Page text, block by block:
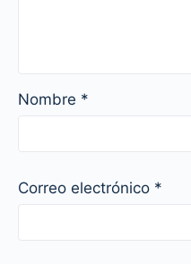
Nombre *
Correo electrónico *